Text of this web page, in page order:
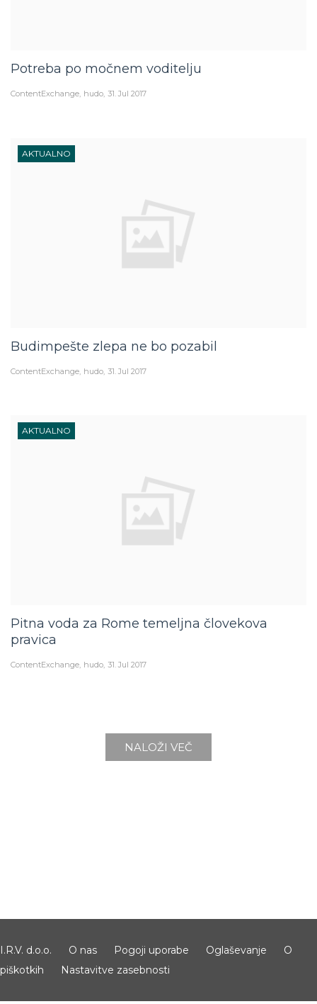
Potreba po močnem voditelju
ContentExchange hudo 31. Jul 2017
AKTUALNO
Budimpešte zlepa ne bo pozabil
ContentExchange hudo 31. Jul 2017
AKTUALNO
Pitna voda za Rome temeljna človekova
pravica
ContentExchange hudo 31. Jul 2017
NALOŽI VEČ
I.R.V. d.o.o. O nas Pogoji uporabe Oglaševanje
O
piškotkih
Nastavitve zasebnosti